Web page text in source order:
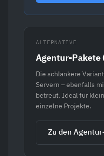
ALTERNATIVE
Agentur-Pakete
Die schlankere
Servern – ebenfalls
betreut. Ideal für
einzelne Projekte.
Zu den